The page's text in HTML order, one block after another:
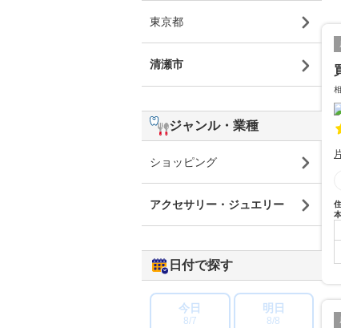
東京都
清瀬市
ジャンル・業種
ショッピング
アクセサリー・ジュエリー
日付で探す
今日
8/7
明日
8/8